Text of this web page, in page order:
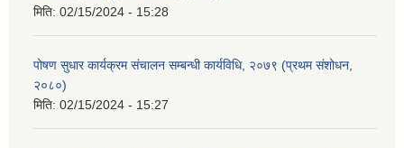
मिति: 02/15/2024 - 15:28
पोषण सुधार कार्यक्रम संचालन सम्बन्धी कार्यविधि, २०७९ (प्रथम संशोधन,
२०८०)
मिति: 02/15/2024 - 15:27